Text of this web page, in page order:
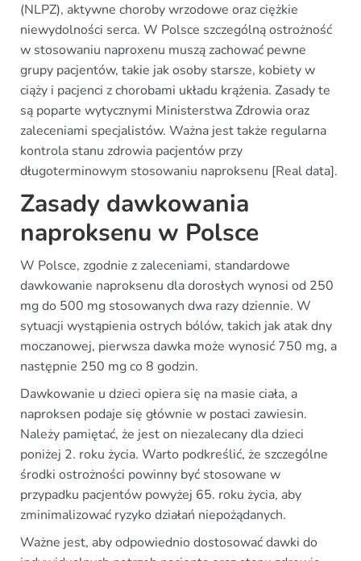
(NLPZ), aktywne choroby wrzodowe oraz ciężkie
niewydolności serca. W Polsce szczególną ostrożność
w stosowaniu naproxenu muszą zachować pewne
grupy pacjentów, takie jak osoby starsze, kobiety w
ciąży i pacjenci z chorobami układu krążenia. Zasady te
są poparte wytycznymi Ministerstwa Zdrowia oraz
zaleceniami specjalistów. Ważna jest także regularna
kontrola stanu zdrowia pacjentów przy
długoterminowym stosowaniu naproksenu [Real data].
Zasady dawkowania
naproksenu w Polsce
W Polsce, zgodnie z zaleceniami, standardowe
dawkowanie naproksenu dla dorosłych wynosi od 250
mg do 500 mg stosowanych dwa razy dziennie. W
sytuacji wystąpienia ostrych bólów, takich jak atak dny
moczanowej, pierwsza dawka może wynosić 750 mg, a
następnie 250 mg co 8 godzin.
Dawkowanie u dzieci opiera się na masie ciała, a
naproksen podaje się głównie w postaci zawiesin.
Należy pamiętać, że jest on niezalecany dla dzieci
poniżej 2. roku życia. Warto podkreślić, że szczególne
środki ostrożności powinny być stosowane w
przypadku pacjentów powyżej 65. roku życia, aby
zminimalizować ryzyko działań niepożądanych.
Ważne jest, aby odpowiednio dostosować dawki do